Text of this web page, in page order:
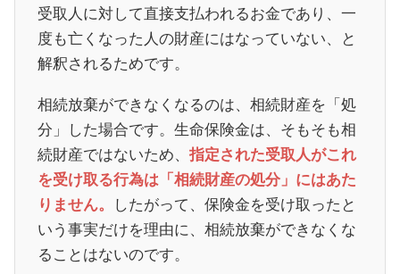
受取人に対して直接支払われるお金であり、一
度も亡くなった人の財産にはなっていない、と
解釈されるためです。
相続放棄ができなくなるのは、相続財産を「処
分」した場合です。生命保険金は、そもそも相
続財産ではないため、 指定された受取人がこれ
を受け取る行為は「相続財産の処分」にはあた
りません。 したがって、保険金を受け取ったと
いう事実だけを理由に、相続放棄ができなくな
ることはないのです。